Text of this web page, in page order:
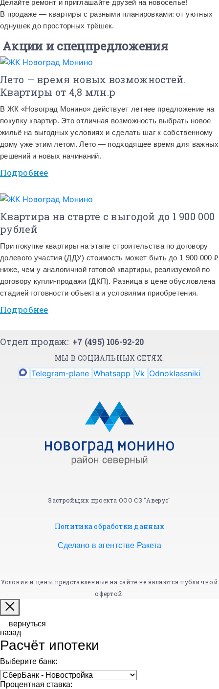
Делайте ремонт и приглашайте друзей на новоселье!
В продаже — квартиры с разными планировками: от уютных
однушек до просторных трёшек.
Акции и спецпредложения
Лето — время новых возможностей.
Квартиры от 4,8 млн.р
В ЖК «Новоград Монино» действует летнее предложение на
покупку квартир. Это отличная возможность выбрать новое
жильё на выгодных условиях и сделать шаг к собственному
дому уже этим летом. Лето — подходящее время для важных
решений и новых начинаний.
Подробнее
Квартира на старте с выгодой до 1 900 000
рублей
При покупке квартиры на этапе строительства по договору
долевого участия (ДДУ) стоимость может быть до 1 900 000 ₽
ниже, чем у аналогичной готовой квартиры, реализуемой по
договору купли-продажи (ДКП). Разница в цене обусловлена
стадией готовности объекта и условиями приобретения.
Подробнее
Отдел продаж: +7 (495) 106-92-20
МЫ В СОЦИАЛЬНЫХ СЕТЯХ:
Telegram-plane Whatsapp Vk Odnoklassniki
Застройщик проекта ООО СЗ "Аверус"
Политика обработки данных
Сделано в агентстве Ракета
Условия и цены представленные на сайте не являются публичной
офертой.
вернуться
назад
Расчёт ипотеки
Выберите банк:
Процентная ставка: